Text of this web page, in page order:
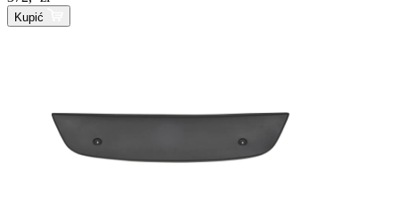
Kupić